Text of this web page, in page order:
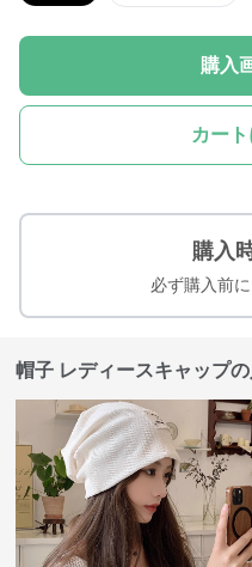
購入
カー
購入
必ず購入前
帽子 レディースキャップ